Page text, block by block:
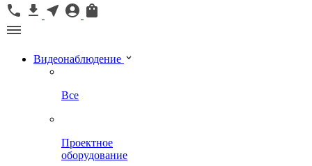
Видеонаблюдение
Все
Проектное
оборудование